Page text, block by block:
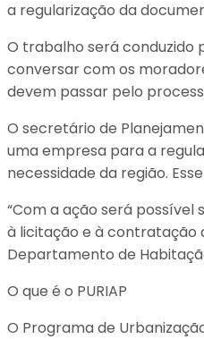
a regularização da
O trabalho será conduzido
conversar com os
devem passar pelo
O secretário de
uma empresa para a
necessidade da região.
“Com a ação será
à licitação e à contratação
Departamento de
O que é o PURIAP
O Programa de